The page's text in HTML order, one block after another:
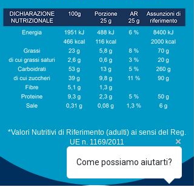
*Valori Nutritivi di Riferimento (adulti) ai sensi del Reg.
UE n. 1169/2011
Come possiamo aiutarti?